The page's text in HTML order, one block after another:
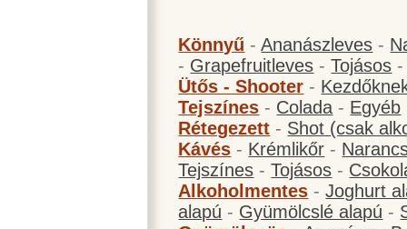
Könnyű -Ananászleves -
- Grapefruitleves -Tojásos
Ütős - Shooter -
Tejszínes - Colada - Egyéb
Rétegezett - Shot (csak
Kávés - Krémlikőr -
Tejszínes -Tojásos -
Alkoholmentes -Joghurt
alapú - Gyümölcslé alapú -